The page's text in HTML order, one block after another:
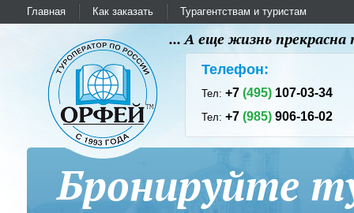
Главная Как заказать Турагентствам и туристам
... А еще жизнь
Телефон:
Тел:+7(495) 107-03-34
Тел:+7(985) 906-16-02
Бронируйте